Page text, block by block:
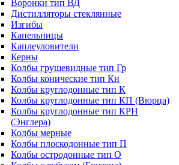
Воронки тип ВД
Дистилляторы стеклянные
Изгибы
Капельницы
Каплеуловители
Керны
Колбы грушевидные тип Гр
Колбы конические тип Кн
Колбы круглодонные тип К
Колбы круглодонные тип КП (Вюрца)
Колбы круглодонные тип КРН
(Энглера)
Колбы мерные
Колбы плоскодонные тип П
Колбы остродонные тип О